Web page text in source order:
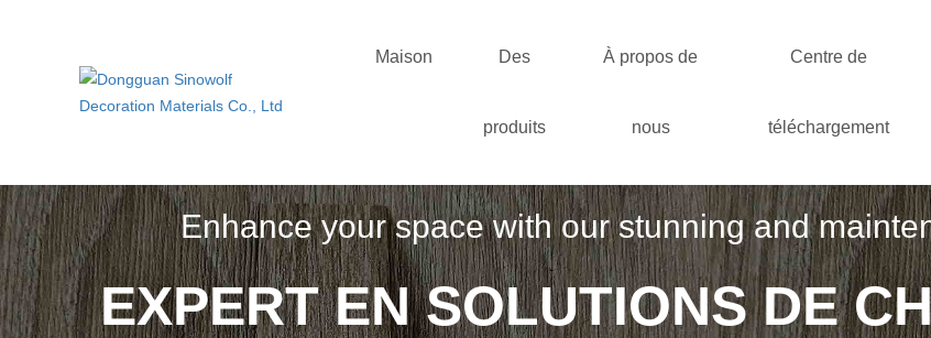
Maison Des
produits
À propos de
nous
Centre de
téléchargement
Enhance your space with our stunning and
EXPERT EN SOLUTIONS DE